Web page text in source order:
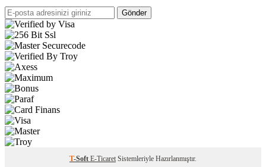
Gönder
T-Soft E-Ticaret Sistemleriyle Hazırlanmıştır.